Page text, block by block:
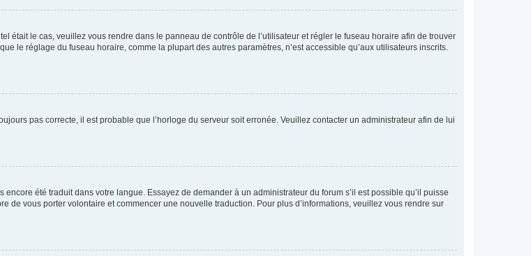
était le cas, veuillez vous rendre dans le panneau de contrôle de l’utilisateur et régler le fuseau horaire afin de trouver
le réglage du fuseau horaire, comme la plupart des autres paramètres, n’est accessible qu’aux utilisateurs inscrits.
pas correcte, il est probable que l’horloge du serveur soit erronée. Veuillez contacter un administrateur afin de lui
été traduit dans votre langue. Essayez de demander à un administrateur du forum s’il est possible qu’il puisse
de vous porter volontaire et commencer une nouvelle traduction. Pour plus d’informations, veuillez vous rendre sur